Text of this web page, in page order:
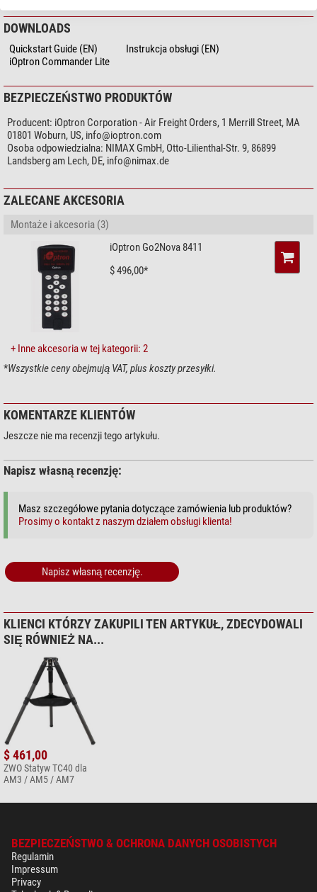
SWG, ale w niższej cenie!
Materiał osi rektascensji
Aluminium
Typ silnika
Przekładnia
Koło zębate
Specyfika
System GoTo
tak
Pilot
nie
Libela
tak
Wyposażenie
Lunetka biegunowa
nie
Pozostałe
Przeciwwagi
tak
Zasilacz sieciowy
Pilot GoTo
Korekta PEC
Wersja językowa systemu GoTo
Angielski
Oprogramowanie
Go2Nova 8411
Autoguiding
Baza danych
212.000
Ze sterownikiem ręcznym
nie
DOWNLOADS
Quickstart Guide (EN)
Instrukcja obsługi (EN)
iOptron Commander Lite
BEZPIECZEŃSTWO PRODUKTÓW
Producent: iOptron Corporation - Air Freight Orders, 1 Merrill Street, MA
01801 Woburn, US, info@ioptron.com
Osoba odpowiedzialna: NIMAX GmbH, Otto-Lilienthal-Str. 9, 86899
Landsberg am Lech, DE, info@nimax.de
ZALECANE AKCESORIA
Montaże i akcesoria (3)
iOptron Go2Nova 8411
$ 496,00*
+ Inne akcesoria w tej kategorii: 2
*Wszystkie ceny obejmują VAT, plus koszty przesyłki.
KOMENTARZE KLIENTÓW
Jeszcze nie ma recenzji tego artykułu.
Napisz własną recenzję:
Masz szczegółowe pytania dotyczące zamówienia lub produktów?
Prosimy o kontakt z naszym działem obsługi klienta!
Napisz własną recenzję.
KLIENCI KTÓRZY ZAKUPILI TEN ARTYKUŁ, ZDECYDOWALI
SIĘ RÓWNIEŻ NA...
$ 461,00
ZWO Statyw TC40 dla
AM3 / AM5 / AM7
BEZPIECZEŃSTWO & OCHRONA DANYCH OSOBISTYCH
Regulamin
Impressum
Privacy